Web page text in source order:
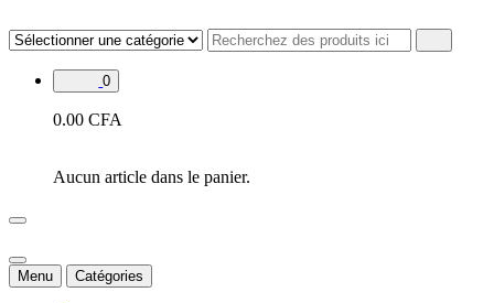
au
contenu
0
0.00 CFA
Aucun article dans le panier.
Menu Catégories